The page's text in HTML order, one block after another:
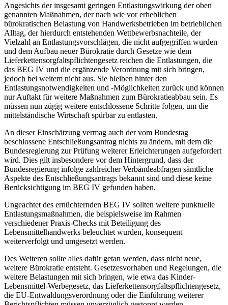
Angesichts der insgesamt geringen Entlastungswirkung der oben
genannten Maßnahmen, der nach wie vor erheblichen
bürokratischen Belastung von Handwerksbetrieben im betrieblichen
Alltag, der hierdurch entstehenden Wettbewerbsnachteile, der
Vielzahl an Entlastungsvorschlägen, die nicht aufgegriffen wurden
und dem Aufbau neuer Bürokratie durch Gesetze wie dem
Lieferkettensorgfaltspflichtengesetz reichen die Entlastungen, die
das BEG IV und die ergänzende Verordnung mit sich bringen,
jedoch bei weitem nicht aus. Sie bleiben hinter den
Entlastungsnotwendigkeiten und -Möglichkeiten zurück und können
nur Auftakt für weitere Maßnahmen zum Bürokratieabbau sein. Es
müssen nun zügig weitere entschlossene Schritte folgen, um die
mittelständische Wirtschaft spürbar zu entlasten.
An dieser Einschätzung vermag auch der vom Bundestag
beschlossene Entschließungsantrag nichts zu ändern, mit dem die
Bundesregierung zur Prüfung weiterer Erleichterungen aufgefordert
wird. Dies gilt insbesondere vor dem Hintergrund, dass der
Bundesregierung infolge zahlreicher Verbändeabfragen sämtliche
Aspekte des Entschließungsantrags bekannt sind und diese keine
Berücksichtigung im BEG IV gefunden haben.
Ungeachtet des ernüchternden BEG IV sollten weitere punktuelle
Entlastungsmaßnahmen, die beispielsweise im Rahmen
verschiedener Praxis-Checks mit Beteiligung des
Lebensmittelhandwerks beleuchtet wurden, konsequent
weiterverfolgt und umgesetzt werden.
Des Weiteren sollte alles dafür getan werden, dass nicht neue,
weitere Bürokratie entsteht. Gesetzesvorhaben und Regelungen, die
weitere Belastungen mit sich bringen, wie etwa das Kinder-
Lebensmittel-Werbegesetz, das Lieferkettensorgfaltspflichtengesetz,
die EU-Entwaldungsverordnung oder die Einführung weiterer